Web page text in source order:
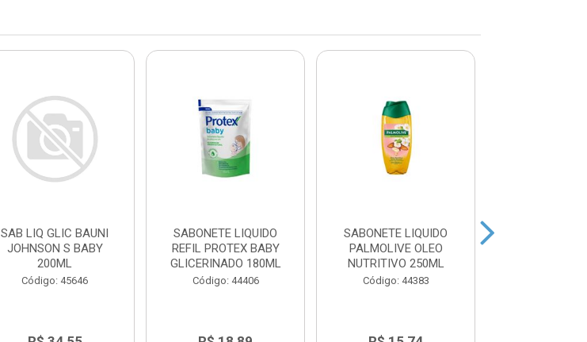
SAB LIQ GLIC BAUNI
JOHNSON S BABY
200ML
Código: 45646
SABONETE LIQUIDO
REFIL PROTEX BABY
GLICERINADO 180ML
Código: 44406
SABONETE LIQUIDO
PALMOLIVE OLEO
NUTRITIVO 250ML
Código: 44383